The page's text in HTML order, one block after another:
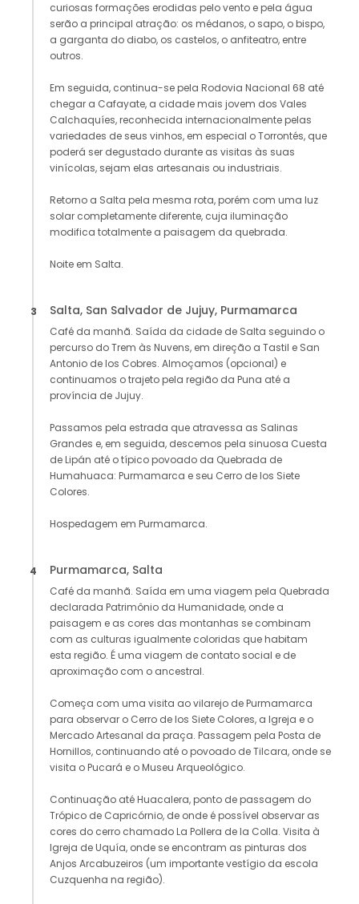
curiosas formações erodidas pelo vento e pela água
serão a principal atração: os médanos, o sapo, o bispo,
a garganta do diabo, os castelos, o anfiteatro, entre
outros.
Em seguida, continua-se pela Rodovia Nacional 68 até
chegar a Cafayate, a cidade mais jovem dos Vales
Calchaquíes, reconhecida internacionalmente pelas
variedades de seus vinhos, em especial o Torrontés, que
poderá ser degustado durante as visitas às suas
vinícolas, sejam elas artesanais ou industriais.
Retorno a Salta pela mesma rota, porém com uma luz
solar completamente diferente, cuja iluminação
modifica totalmente a paisagem da quebrada.
Noite em Salta.
3 Salta, San Salvador de Jujuy, Purmamarca
Café da manhã. Saída da cidade de Salta seguindo o
percurso do Trem às Nuvens, em direção a Tastil e San
Antonio de los Cobres. Almoçamos (opcional) e
continuamos o trajeto pela região da Puna até a
província de Jujuy.
Passamos pela estrada que atravessa as Salinas
Grandes e, em seguida, descemos pela sinuosa Cuesta
de Lipán até o típico povoado da Quebrada de
Humahuaca: Purmamarca e seu Cerro de los Siete
Colores.
Hospedagem em Purmamarca.
4 Purmamarca, Salta
Café da manhã. Saída em uma viagem pela Quebrada
declarada Patrimônio da Humanidade, onde a
paisagem e as cores das montanhas se combinam
com as culturas igualmente coloridas que habitam
esta região. É uma viagem de contato social e de
aproximação com o ancestral.
Começa com uma visita ao vilarejo de Purmamarca
para observar o Cerro de los Siete Colores, a Igreja e o
Mercado Artesanal da praça. Passagem pela Posta de
Hornillos, continuando até o povoado de Tilcara, onde se
visita o Pucará e o Museu Arqueológico.
Continuação até Huacalera, ponto de passagem do
Trópico de Capricórnio, de onde é possível observar as
cores do cerro chamado La Pollera de la Colla. Visita à
Igreja de Uquía, onde se encontram as pinturas dos
Anjos Arcabuzeiros (um importante vestígio da escola
Cuzquenha na região).